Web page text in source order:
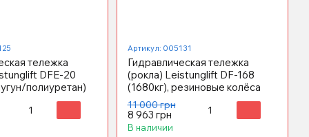
тележка
DFE-20
полиуретан)
Артикул: 005131
Гидравлическая тележка
(рокла) Leistunglift DF-168
(1680кг), резиновые колёса
11 000 грн
8 963 грн
В наличии